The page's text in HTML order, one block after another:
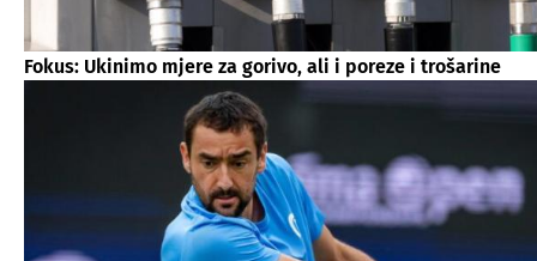
Fokus: Ukinimo mjere za gorivo, ali i poreze i trošarine